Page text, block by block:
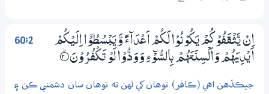
60:2
اِنْ يَّثْقَفُوْكُمْ يَكُوْنُوْا لَكُمْ اَعْدَاۗءً وَّيَبْسُطُوْٓا اِلَيْكُمْ
اَيْدِيَهُمْ وَاَلْسِنَتَهُمْ بِالسُّوْۗءِ وَوَدُّوْا لَوْ تَكْفُرُوْنَ 2‏۝ۭ
جيڪڏهن اهي (ڪافر) توهان کي لهن ته توهان سان دشمني ڪن ۽